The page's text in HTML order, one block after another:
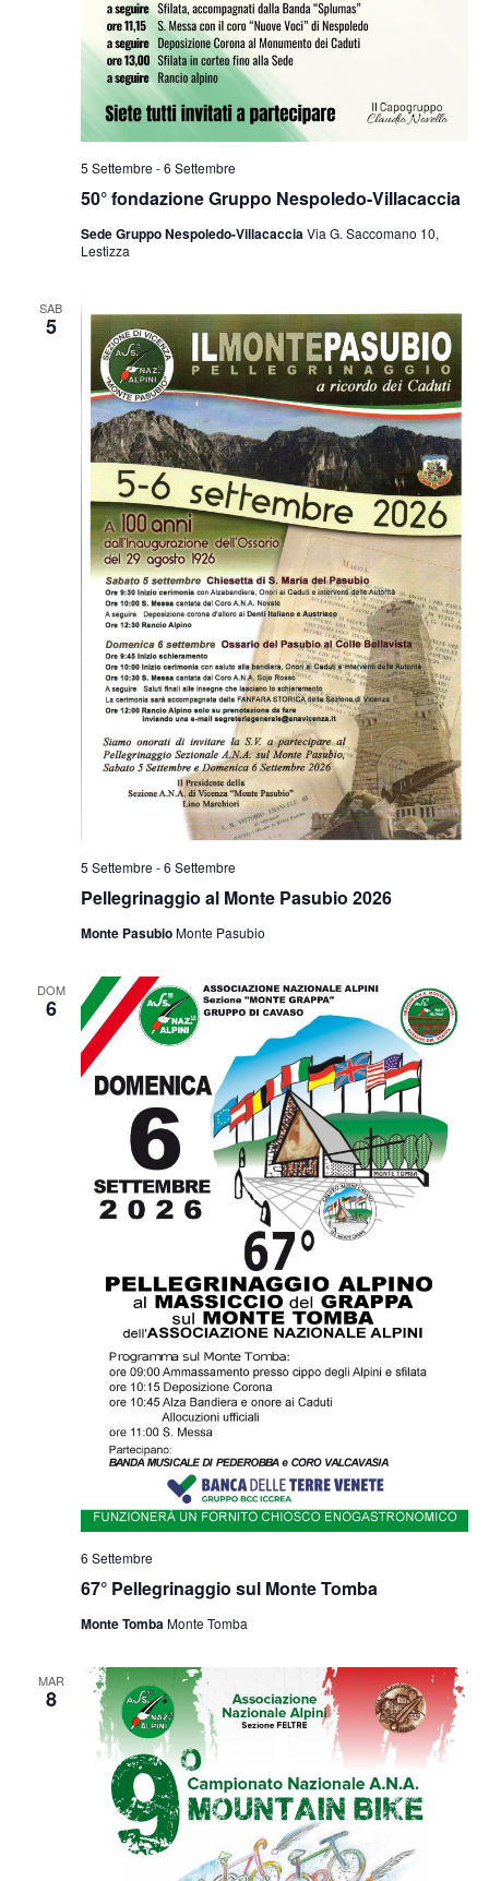
50° fondazione Gruppo Nespoledo-Villacaccia
5 Settembre -6 Settembre
Sede Gruppo Nespoledo-VillacacciaVia G. Saccomano 10,
Lestizza
SAB
5
Pellegrinaggio al Monte Pasubio 2026
5 Settembre -6 Settembre
Monte PasubioMonte Pasubio
DOM
6
67° Pellegrinaggio sul Monte Tomba
6 Settembre
Monte TombaMonte Tomba
MAR
8